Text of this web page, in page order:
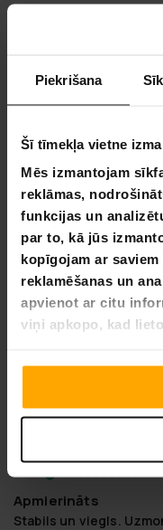
Piekrišana
Šī tīmekļa vietne
Mēs izmantojam
reklāmas,
funkcijas un
par to, kā jūs
kopīgojam ar
reklamēšanas un
apvienot ar citu
viņi apkopo, kad
4,8
A
Apmierināts
Stabils un viegls.